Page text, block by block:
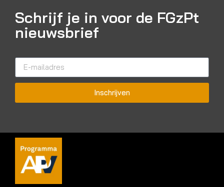
Schrijf je in voor de FGzPt
nieuwsbrief
Inschrijven